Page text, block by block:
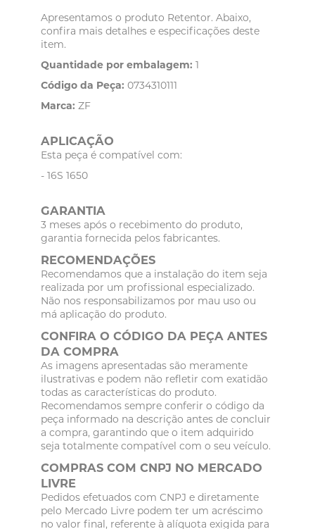
Apresentamos o produto Retentor. Abaixo,
confira mais detalhes e especificações deste
item.
Quantidade por embalagem: 1
Código da Peça: 0734310111
Marca: ZF
APLICAÇÃO
Esta peça é compatível com:
- 16S 1650
GARANTIA
3 meses após o recebimento do produto,
garantia fornecida pelos fabricantes.
RECOMENDAÇÕES
Recomendamos que a instalação do item seja
realizada por um profissional especializado.
Não nos responsabilizamos por mau uso ou
má aplicação do produto.
CONFIRA O CÓDIGO DA PEÇA ANTES
DA COMPRA
As imagens apresentadas são meramente
ilustrativas e podem não refletir com exatidão
todas as características do produto.
Recomendamos sempre conferir o código da
peça informado na descrição antes de concluir
a compra, garantindo que o item adquirido
seja totalmente compatível com o seu veículo.
COMPRAS COM CNPJ NO MERCADO
LIVRE
Pedidos efetuados com CNPJ e diretamente
pelo Mercado Livre podem ter um acréscimo
no valor final, referente à alíquota exigida para